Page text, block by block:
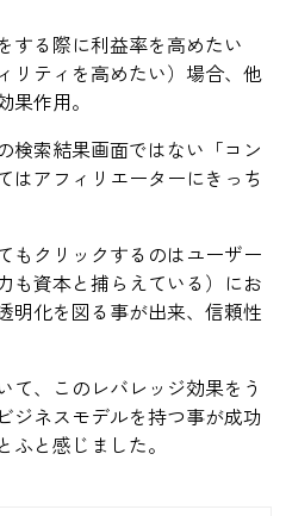
する際に利益率を高めたい
リティを高めたい）場合、他
作用。
検索結果画面ではない「コン
はアフィリエーターにきっち
もクリックするのはユーザー
も資本と捕らえている）にお
明化を図る事が出来、信頼性
て、このレバレッジ効果をう
ジネスモデルを持つ事が成功
と感じました。